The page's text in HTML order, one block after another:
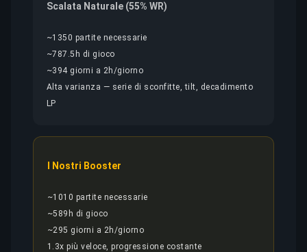
Scalata Naturale (55% WR)
~1350 partite necessarie
~787.5h di gioco
~394 giorni a 2h/giorno
Alta varianza — serie di sconfitte, tilt, decadimento
LP
I Nostri Booster
~1010 partite necessarie
~589h di gioco
~295 giorni a 2h/giorno
1.3x più veloce, progressione costante